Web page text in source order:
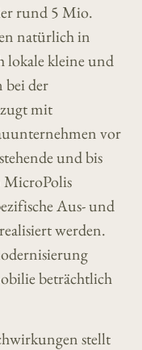
rund 5 Mio.
natürlich in
lokale kleine und
bei der
mit
vor
und bis
MicroPolis
Aus- und
werden.
beträchtlich
stellt